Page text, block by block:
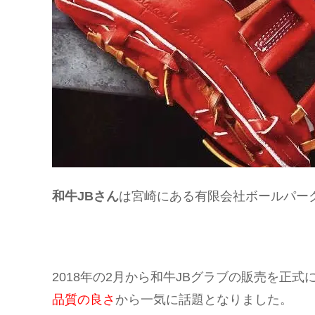
和牛JBさんは宮崎にある有限会社ボールパ
2018年の2 月から和牛JBグラブの販売を正式
品質の良さ から一気に話題となりました。